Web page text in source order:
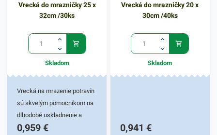
či znečistením. Balenie
obsahuje 50 kusov vreciek
ponuke nájdete ďalšie
podobné produkty, ktoré vás
zaručene oslovia.
Vrecká do mrazničky 25 x
32cm /30ks
Skladom
Vrecká na mrazenie potravín
sú skvelým pomocníkom na
dlhodobé uskladnenie a
mrazenie potravín so
0,959 €
Vrecká do mrazničky 20 x
30cm /40ks
Skladom
0,941 €